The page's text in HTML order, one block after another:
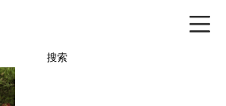
搜索